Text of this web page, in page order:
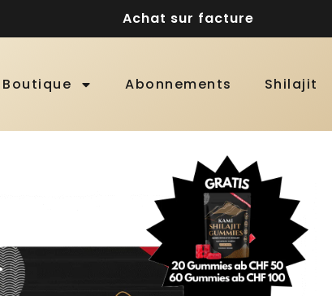
Achat sur facture
Boutique Abonnements Shilajit